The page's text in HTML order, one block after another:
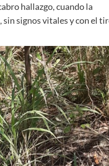
hallazgo, cuando la
sin signos vitales y con el